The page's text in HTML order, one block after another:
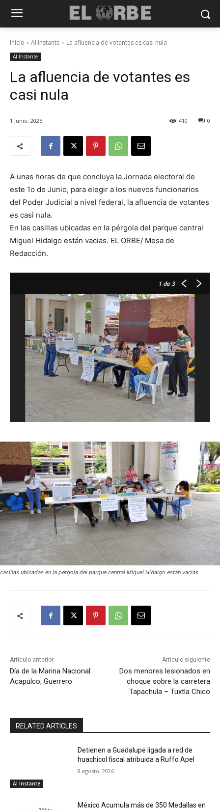
Inicio Al Instante La afluencia de votantes es casi nula
Al Instante
La afluencia de votantes es
casi nula
1 junio, 2025 0
410
A unas horas de que concluya la Jornada electoral de
este 1o de Junio, para elegir a los nuevos funcionarios
del Poder Judicial a nivel federal, la afluencia de votantes
es casi nula.
En las casillas ubicadas en la pérgola del parque central
Miguel Hidalgo están vacias. EL ORBE/ Mesa de
Redacción.
1 de 3
casillas ubicadas en la pérgola del parque central Miguel Hidalgo están vacias
Artículo anterior
Día de la Marina Nacional.
Acapulco, Guerrero
Artículo siguiente
Dos menores lesionados en
choque sobre la carretera
Tapachula – Tuxtla Chico
RELATED ARTICLES
Al Instante
Detienen a Guadalupe ligada a red de
huachicol fiscal atribuida a Ruffo Apel
8 agosto, 2026
México Acumula más de 350 Medallas en